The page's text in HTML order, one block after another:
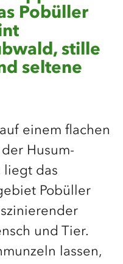
Pobüller
stille
seltene
einem flachen
Husum-
liegt das
Pobüller
und Tier.
lassen,